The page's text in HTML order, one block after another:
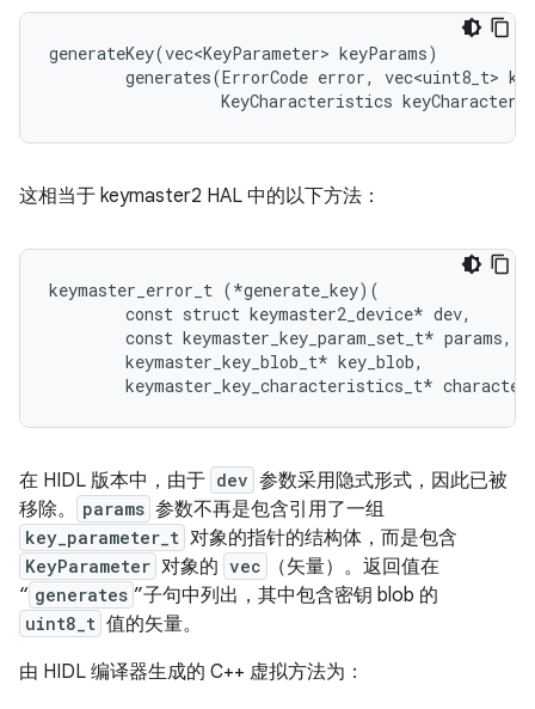
generateKey(vec<KeyParameter> keyParams)
generates(ErrorCode error, vec<uint8_t>
KeyCharacteristics
这相当于 keymaster2 HAL 中的以下方法：
keymaster_error_t (*generate_key)(
        const struct keymaster2_device* dev,
        const keymaster_key_param_set_t* params,
        keymaster_key_blob_t* key_blob,
在 HIDL 版本中，由于 dev 参数采用隐式形式，因此已被
移除。
params 参数不再是包含引用了一组
key_parameter_t 对象的指针的结构体，而是包含
KeyParameter 对象的 vec
（矢量）。返回值在
“ generates ”子句中列出，其中包含密钥 blob 的
uint8_t 值的矢量。
由 HIDL 编译器生成的 C++ 虚拟方法为：